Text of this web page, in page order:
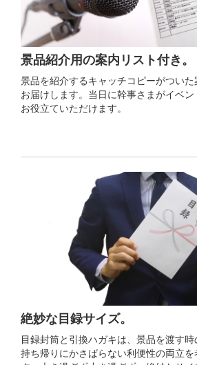
景品紹介用の案内リスト付き。
景品を紹介するキャッチコピーがついた
お届けします。当日に幹事さまがイベ
お役立ていただけます。
絶妙な目録サイズ。
目録封筒と引換ハガキは、景品を渡す時
持ち帰りにかさばらない利便性の両立